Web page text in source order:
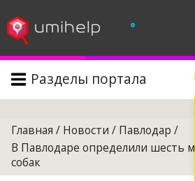
°
Разделы портала
Главная / Новости / Павлодар /
В Павлодаре определили шесть
собак